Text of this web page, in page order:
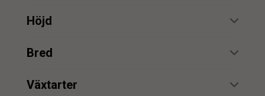
min.
min. max.
Höjd
min.
Bred
min.
Växtarter